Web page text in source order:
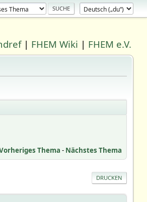
| FHEM Wiki | FHEM e.V.
Thema - Nächstes Thema
DRUCKEN